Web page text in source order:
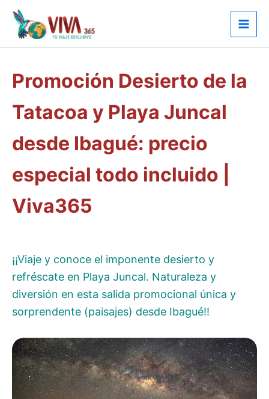
contenido
Promoción Desierto de la
Tatacoa y Playa Juncal
desde Ibagué: precio
especial todo incluido |
Viva365
¡¡Viaje y conoce el imponente desierto y
refréscate en Playa Juncal. Naturaleza y
diversión en esta salida promocional única y
sorprendente (paisajes) desde Ibagué!!